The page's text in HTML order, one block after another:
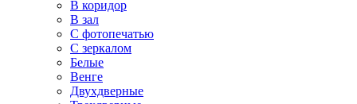
В коридор
В зал
С фотопечатью
С зеркалом
Белые
Венге
Двухдверные